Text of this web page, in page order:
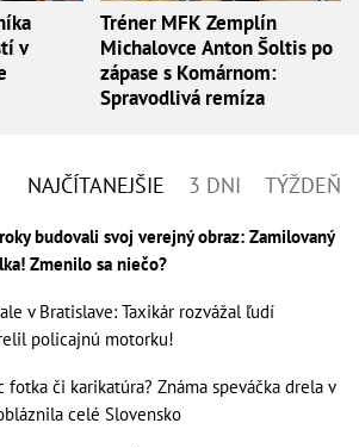
v
Tréner MFK Zemplín
Michalovce Anton Šoltis po
zápase s Komárnom:
Spravodlivá remíza
NAJČÍTANEJŠIE 3 DNI TÝŽDEŇ
budovali svoj verejný obraz: Zamilovaný
Zmenilo sa niečo?
v Bratislave: Taxikár rozvážal ľudí
policajnú motorku!
fotka či karikatúra? Známa speváčka drela v
celé Slovensko